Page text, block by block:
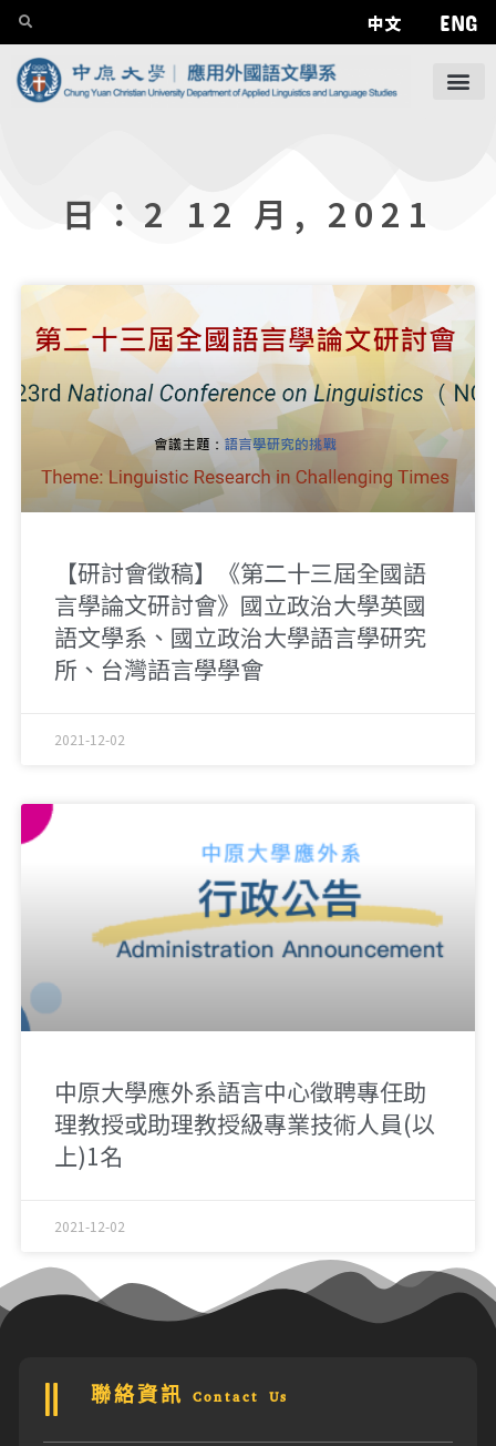
中文 ENG
日：2 12 月, 2021
【研討會徵稿】《第二十三屆全國語
言學論文研討會》國立政治大學英國
語文學系、國立政治大學語言學研究
所、台灣語言學學會
2021-12-02
中原大學應外系語言中心徵聘專任助
理教授或助理教授級專業技術人員(以
上)1名
2021-12-02
聯絡資訊 Contact Us